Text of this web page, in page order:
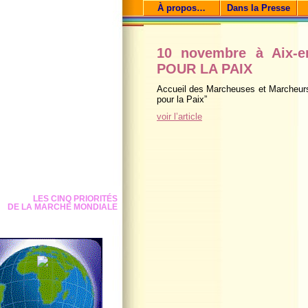
À propos… Dans la Presse
LES CINQ PRIORITÉS
DE LA MARCHE MONDIALE
10 novembre à Aix-
POUR LA PAIX
Accueil des Marcheuses et
pour la Paix”
voir l’article